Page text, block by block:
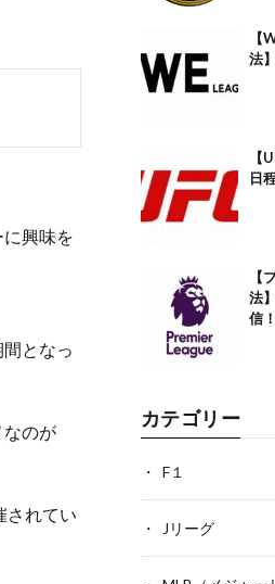
興味を
となっ
なのが
されてい
【
法
【
日
【
法
信
カテゴリー
F１
Jリーグ